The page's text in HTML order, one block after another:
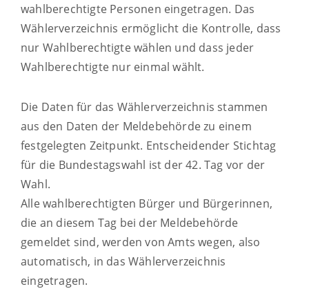
wahlberechtigte Personen eingetragen. Das
Wählerverzeichnis ermöglicht die Kontrolle, dass
nur Wahlberechtigte wählen und dass jeder
Wahlberechtigte nur einmal wählt.
Die Daten für das Wählerverzeichnis stammen
aus den Daten der Meldebehörde zu einem
festgelegten Zeitpunkt. Entscheidender Stichtag
für die Bundestagswahl ist der 42. Tag vor der
Wahl.
Alle wahlberechtigten Bürger und Bürgerinnen,
die an diesem Tag bei der Meldebehörde
gemeldet sind, werden von Amts wegen, also
automatisch, in das Wählerverzeichnis
eingetragen.